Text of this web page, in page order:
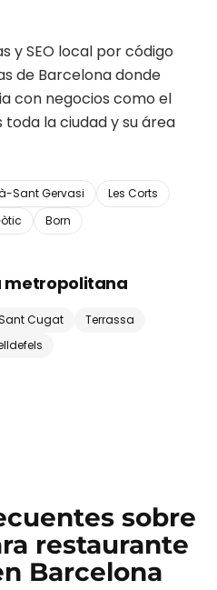
y SEO local por código
de Barcelonadonde
con negocios como el
la ciudad y su área
Sant Gervasi
Les Corts
Born
metropolitana
Cugat
Terrassa
sobre
restaurante
Barcelona